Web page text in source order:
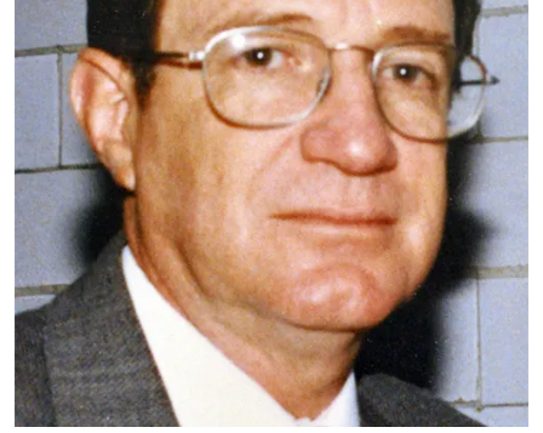
Es Biólogo (1969); Maestro en Ciencias
(Biología.1971) y Doctor en Ciencias (Biología. 1974))
por la Facultad de Ciencias de la UNAM.
Leer más